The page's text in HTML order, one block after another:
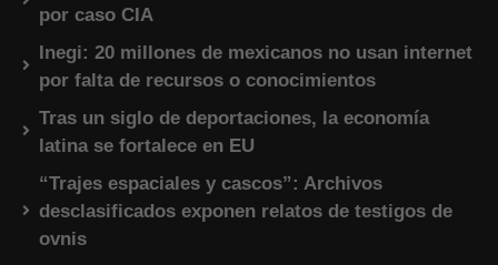
por caso CIA
Inegi: 20 millones de mexicanos no usan internet
por falta de recursos o conocimientos
Tras un siglo de deportaciones, la economía
latina se fortalece en EU
“Trajes espaciales y cascos”: Archivos
desclasificados exponen relatos de testigos de
ovnis